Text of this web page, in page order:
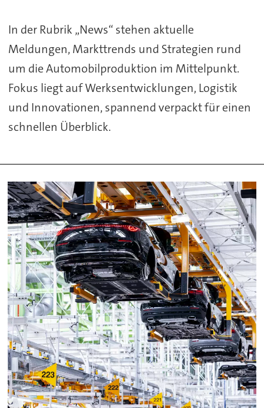
In der Rubrik „News“ stehen aktuelle
Meldungen, Markttrends und Strategien rund
um die Automobilproduktion im Mittelpunkt.
Fokus liegt auf Werksentwicklungen, Logistik
und Innovationen, spannend verpackt für einen
schnellen Überblick.